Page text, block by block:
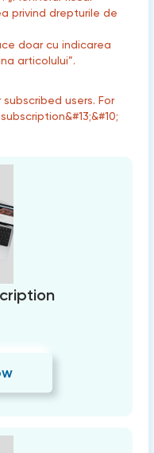
privind drepturile de
doar cu indicarea
articolului”.
users. For